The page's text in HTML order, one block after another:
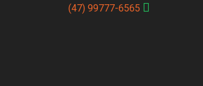
(47) 99777-6565